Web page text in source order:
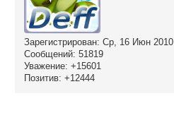
Зарегистрирован: Ср, 16 Июн 2010
Сообщений: 51819
Уважение: +15601
Позитив: +12444